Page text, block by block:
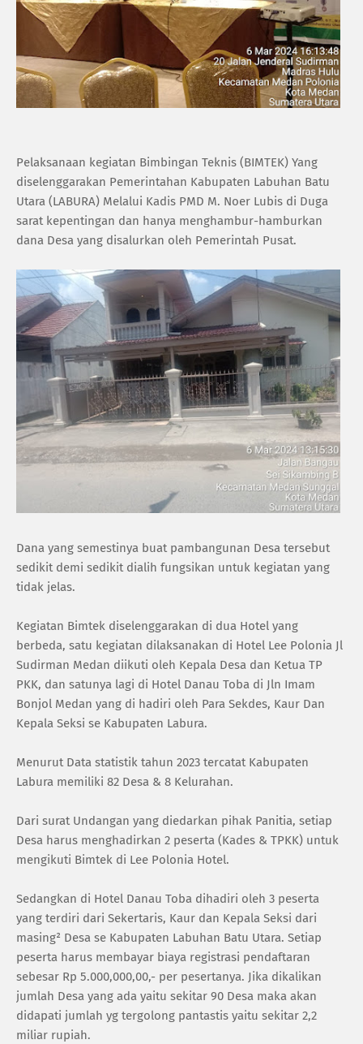
Pelaksanaan kegiatan Bimbingan Teknis (BIMTEK) Yang
diselenggarakan Pemerintahan Kabupaten Labuhan Batu
Utara (LABURA) Melalui Kadis PMD M. Noer Lubis di Duga
sarat kepentingan dan hanya menghambur-hamburkan
dana Desa yang disalurkan oleh Pemerintah Pusat.
Dana yang semestinya buat pambangunan Desa tersebut
sedikit demi sedikit dialih fungsikan untuk kegiatan yang
tidak jelas.
Kegiatan Bimtek diselenggarakan di dua Hotel yang
berbeda, satu kegiatan dilaksanakan di Hotel Lee Polonia Jl
Sudirman Medan diikuti oleh Kepala Desa dan Ketua TP
PKK, dan satunya lagi di Hotel Danau Toba di Jln Imam
Bonjol Medan yang di hadiri oleh Para Sekdes, Kaur Dan
Kepala Seksi se Kabupaten Labura.
Menurut Data statistik tahun 2023 tercatat Kabupaten
Labura memiliki 82 Desa & 8 Kelurahan.
Dari surat Undangan yang diedarkan pihak Panitia, setiap
Desa harus menghadirkan 2 peserta (Kades & TPKK) untuk
mengikuti Bimtek di Lee Polonia Hotel.
Sedangkan di Hotel Danau Toba dihadiri oleh 3 peserta
yang terdiri dari Sekertaris, Kaur dan Kepala Seksi dari
masing² Desa se Kabupaten Labuhan Batu Utara. Setiap
peserta harus membayar biaya registrasi pendaftaran
sebesar Rp 5.000,000,00,- per pesertanya. Jika dikalikan
jumlah Desa yang ada yaitu sekitar 90 Desa maka akan
didapati jumlah yg tergolong pantastis yaitu sekitar 2,2
miliar rupiah.